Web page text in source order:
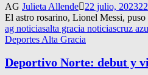
AG Julieta Allende 22 julio, 2023
El astro rosarino, Lionel Messi,
ag noticiasalta gracia noticiascruz
Deportes Alta Gracia
Deportivo Norte: debut y